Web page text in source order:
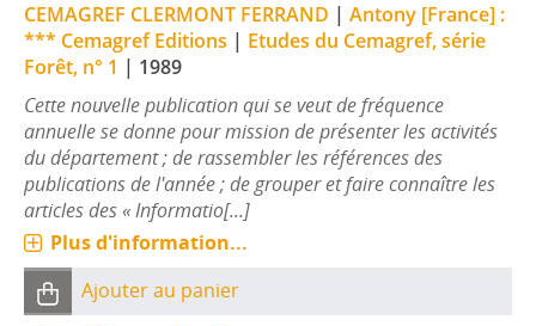
CEMAGREF CLERMONT FERRAND | Antony [France] :
*** Cemagref Editions | Etudes du Cemagref, série
Forêt, n° 1 | 1989
Cette nouvelle publication qui se veut de fréquence
annuelle se donne pour mission de présenter les activités
du département ; de rassembler les références des
publications de l'année ; de grouper et faire connaître les
articles des « Informatio[...]
Plus d'information...
Ajouter au panier